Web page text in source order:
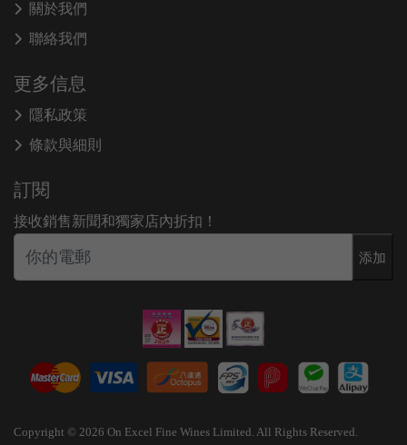
關於我們
聯絡我們
更多信息
隱私政策
條款與細則
訂閱
接收銷售新聞和獨家店內折扣！
添加
Copyright © 2026 On Excel Fine Wines Limited. All Rights Reserved.